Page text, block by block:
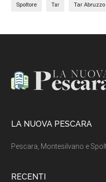
Spoltore Tar Tar Abruzzo
Footer
LA NUOVA PESCARA
Pescara, Montesilvano e
RECENTI